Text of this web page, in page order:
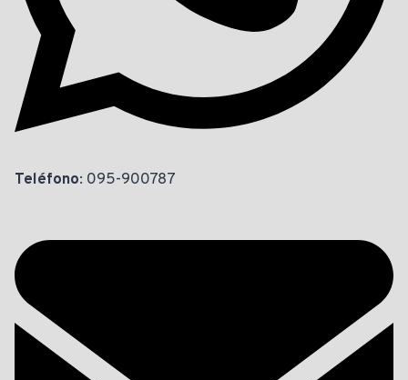
Teléfono: 095-900787